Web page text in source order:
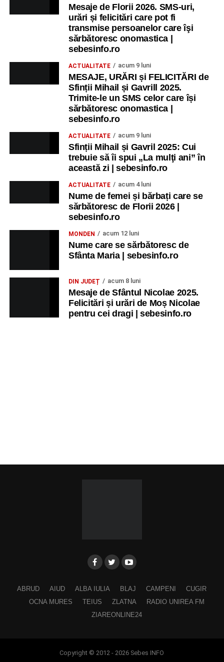
Mesaje de Florii 2026. SMS-uri,
urări și felicitări care pot fi
transmise persoanelor care îşi
sărbătoresc onomastica |
sebesinfo.ro
ACTUALITATE acum 9 luni
MESAJE, URĂRI și FELICITĂRI de
Sfinții Mihail și Gavrill 2025.
Trimite-le un SMS celor care își
sărbătoresc onomastica |
sebesinfo.ro
ACTUALITATE acum 9 luni
Sfinții Mihail și Gavril 2025: Cui
trebuie să îi spui „La mulţi ani” în
această zi | sebesinfo.ro
ACTUALITATE acum 4 luni
Nume de femei și bărbați care se
sărbătoresc de Florii 2026 |
sebesinfo.ro
MONDEN acum 12 luni
Nume care se sărbătoresc de
Sfânta Maria | sebesinfo.ro
DIN JUDEȚ acum 8 luni
Mesaje de Sfântul Nicolae 2025.
Felicitări și urări de Moș Nicolae
pentru cei dragi | sebesinfo.ro
ABRUD AIUD ALBA IULIA BLAJ CAMPENI
CUGIR
OCNA MURES
TEIUS ZLATNA
RADIO UNIREA FM
ZIAREONLINE24
Copyright © 2012 - 2026 Sebes INFO